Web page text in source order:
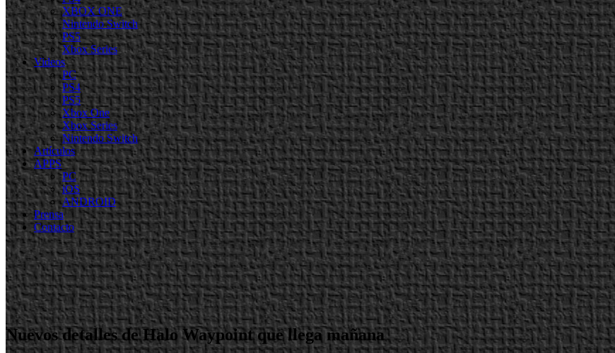
XBOX ONE
Nintendo Switch
PS5
Xbox Series
Videos
PC
PS4
PS5
Xbox One
Xbox Series
Nintendo Switch
Artículos
APPS
PC
iOS
ANDROID
Prensa
Contacto
Nuevos detalles de Halo Waypoint que llega mañana